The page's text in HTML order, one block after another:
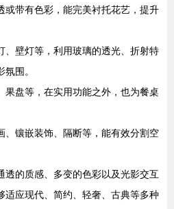
或带有色彩，能完美衬托花艺，提升
、壁灯等，利用玻璃的透光、折射特
围。
果盘等，在实用功能之外，也为餐桌
、镶嵌装饰、隔断等，能有效分割空
透的质感、多变的色彩以及光影交互
适应现代、简约、轻奢、古典等多种